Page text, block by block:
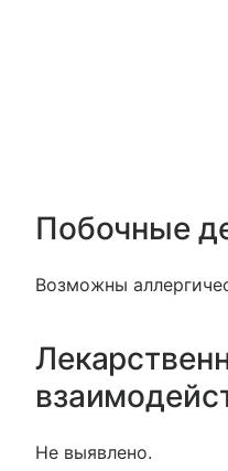
Побочные
Возможны
Не выявлено.